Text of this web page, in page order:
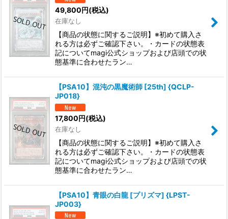
49,800円(税込)
在庫なし
【商品の状態に関するご説明】※初めて購入さ
れる方は必ずご確認下さい。・カードの状態表
記についてmagi公式ショップおよび店頭での状
態基準に合わせたラン…
【PSA10】混沌の黒魔術師 [25th] {QCLP-
JP018}
17,800円(税込)
在庫なし
【商品の状態に関するご説明】※初めて購入さ
れる方は必ずご確認下さい。・カードの状態表
記についてmagi公式ショップおよび店頭での状
態基準に合わせたラン…
【PSA10】青眼の白龍 [プリズマ] {LPST-
JP003}